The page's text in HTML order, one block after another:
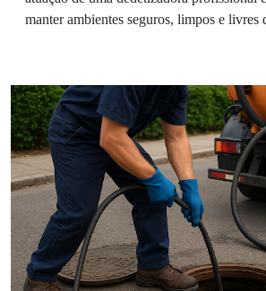
manter ambientes seguros, limpos e livres